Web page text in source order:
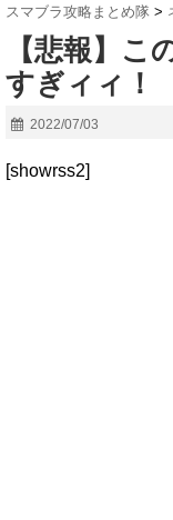
スマブラ攻略まとめ隊 >
【悲報】こ
すぎィィ！
2022/07/03
[showrss2]